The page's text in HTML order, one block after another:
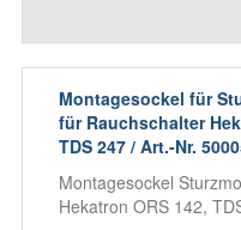
Montagesockel für
für Rauchschalter
TDS 247 / Art.-Nr.
Montagesockel
Hekatron ORS 142,